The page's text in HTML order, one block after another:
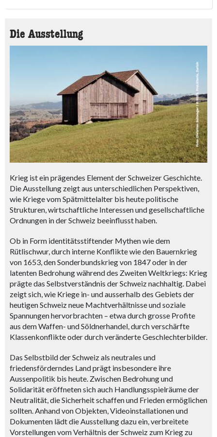
Die Ausstellung
Krieg ist ein prägendes Element der Schweizer Geschichte.
Die Ausstellung zeigt aus unterschiedlichen Perspektiven,
wie Kriege vom Spätmittelalter bis heute politische
Strukturen, wirtschaftliche Interessen und gesellschaftliche
Ordnungen in der Schweiz beeinflusst haben.
Ob in Form identitätsstiftender Mythen wie dem
Rütlischwur, durch interne Konflikte wie den Bauernkrieg
von 1653, den Sonderbundskrieg von 1847 oder in der
latenten Bedrohung während des Zweiten Weltkriegs: Krieg
prägte das Selbstverständnis der Schweiz nachhaltig. Dabei
zeigt sich, wie Kriege in- und ausserhalb des Gebiets der
heutigen Schweiz neue Machtverhältnisse und soziale
Spannungen hervorbrachten – etwa durch grosse Profite
aus dem Waffen- und Söldnerhandel, durch verschärfte
Klassenkonflikte oder durch veränderte Geschlechterbilder.
Das Selbstbild der Schweiz als neutrales und
friedensförderndes Land prägt insbesondere ihre
Aussenpolitik bis heute. Zwischen Bedrohung und
Solidarität eröffneten sich auch Handlungsspielräume der
Neutralität, die Sicherheit schaffen und Frieden ermöglichen
sollten. Anhand von Objekten, Videoinstallationen und
Dokumenten lädt die Ausstellung dazu ein, verbreitete
Vorstellungen vom Verhältnis der Schweiz zum Krieg zu